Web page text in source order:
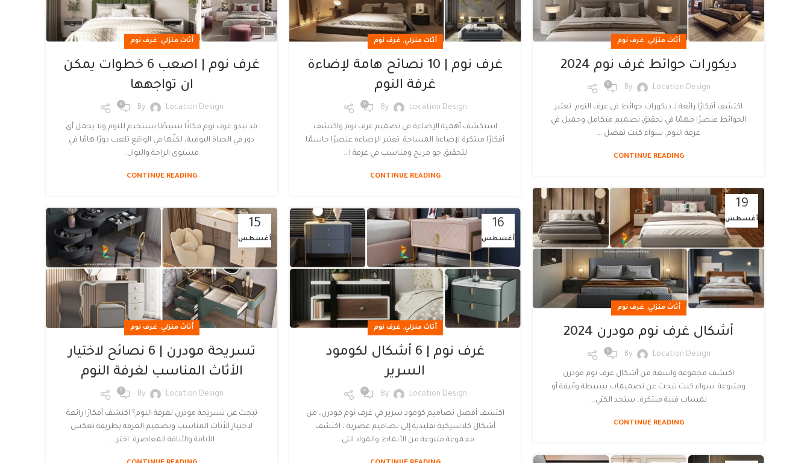
أثاث منزلي, غرف نوم
ديكورات حوائط غرف نوم 2024
By Location Design
0
اكتشف أفكارًا رائعة لـ ديكورات حوائط في غرف النوم. تعتبر
الحوائط عنصرًا مهمًا في تحقيق تصميم متكامل وجميل في
غرفة النوم. سواء كنت تفضل ...
CONTINUE READING
أثاث منزلي, غرف نوم
غرف نوم | 10 نصائح هامة لإضاءة
غرفة النوم
By Location Design
0
استكشف أهمية الإضاءة في تصميم غرف نوم واكتشف
أفكارًا مبتكرة لإضاءة المساحة. تعتبر الإضاءة عنصرًا حاسمًا
لتحقيق جو مريح ومناسب في غرفة ا...
CONTINUE READING
أثاث منزلي, غرف نوم
غرف نوم | اصعب 6 خطوات يمكن
ان تواجهها
By Location Design
0
قد تبدو غرف نوم مكانًا بسيطًا يستخدم للنوم ولا يحمل أي
دور في الحياة اليومية، لكنّها في الواقع تلعب دورًا هامًا في
مستوى الراحة والتواز...
CONTINUE READING
19
أغسطس
أثاث منزلي, غرف نوم
أشكال غرف نوم مودرن 2024
By Location Design
0
اكتشف مجموعة واسعة من أشكال غرف نوم مودرن
ومتنوعة. سواء كنت تبحث عن تصميمات بسيطة وأنيقة أو
لمسات فنية مبتكرة، ستجد الكثي...
CONTINUE READING
16
أغسطس
أثاث منزلي, غرف نوم
غرف نوم | 6 أشكال لكومود
السرير
By Location Design
0
اكتشف أفضل تصاميم كومود سرير في غرف نوم مودرن، من
أشكال كلاسيكية تقليدية إلى تصاميم عصرية ، اكتشف
مجموعة متنوعة من الأنماط والمواد التي...
15
أغسطس
أثاث منزلي, غرف نوم
تسريحة مودرن | 6 نصائح لاختيار
الأثاث المناسب لغرفة النوم
By Location Design
0
تبحث عن تسريحة مودرن لغرفة النوم؟ اكتشف أفكارًا رائعة
لاختيار الأثاث المناسب وتصميم الغرفة بطريقة تعكس
الأناقة والأناقة المعاصرة. اختر ...